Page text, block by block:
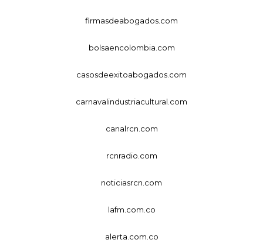
firmasdeabogados.com
bolsaencolombia.com
casosdeexitoabogados.com
carnavalindustriacultural.com
canalrcn.com
rcnradio.com
noticiasrcn.com
lafm.com.co
alerta.com.co